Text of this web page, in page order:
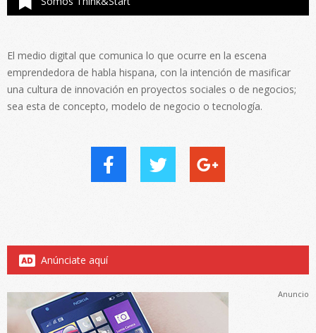
El medio digital que comunica lo que ocurre en la escena
emprendedora de habla hispana, con la intención de masificar
una cultura de innovación en proyectos sociales o de negocios;
sea esta de concepto, modelo de negocio o tecnología.
Anúnciate aquí
Anuncio